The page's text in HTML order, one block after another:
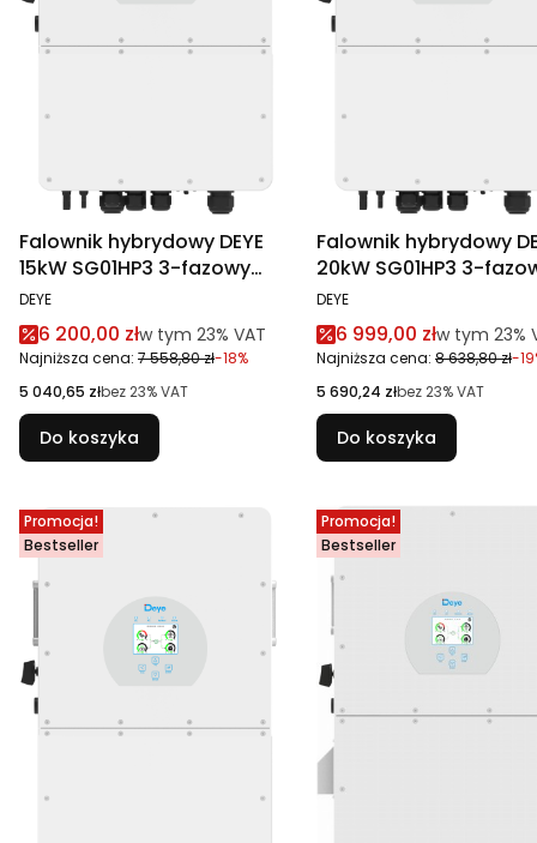
Falownik hybrydowy DEYE
15kW SG01HP3 3-fazowy
wysokonapięciowy
PRODUCENT
DEYE
Cena promocyjna brutto
6 200,00 złw tym %s VAT
w tym 23% VAT
Najniższa cena: 7 558,80 zł-18%
Cena netto
5 040,65 złbez 23% VAT
Do koszyka
Falownik hybrydowy
20kW SG01HP3 3-
wysokonapięciowy
PRODUCENT
DEYE
Cena promocyjna
6 999,00 złw tym %s
w tym 23%
Najniższa cena: 8 638,80 zł-
Cena netto
5 690,24 złbez 23% VAT
Do koszyka
Promocja!
Bestseller
Promocja!
Bestseller